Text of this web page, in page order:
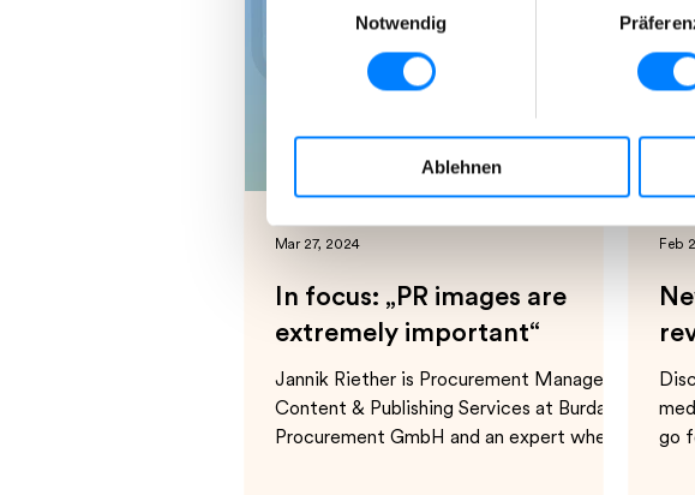
Indem Sie auf „Details“ klicken, erhalten Sie
aller Cookies zu, die unter „Details“
Notwendig
Ablehnen
In focus: „PR images are
extremely important“
Jannik Riether is Procurement Manager
Content & Publishing Services at Burda
Procurement GmbH and an expert when
Mar 27, 2024
go
Feb